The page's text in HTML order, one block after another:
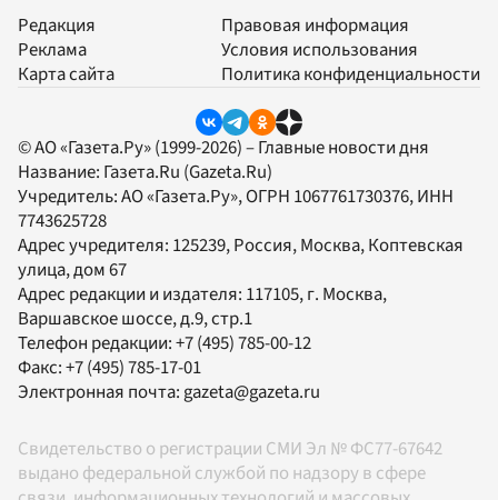
Редакция
Реклама
Карта сайта
Правовая информация
Условия использования
Политика конфиденциальности
© АО «Газета.Ру» (1999-2026) – Главные новости дня
Название: Газета.Ru (Gazeta.Ru)
Учредитель:АО «Газета.Ру», ОГРН 1067761730376, ИНН
7743625728
Адрес учредителя: 125239, Россия, Москва, Коптевская
улица, дом 67
Адрес редакции и издателя: 117105, г. Москва,
Варшавское шоссе, д.9, стр.1
Телефон редакции:+7 (495) 785-00-12
Факс:+7 (495) 785-17-01
Электронная почта:gazeta@gazeta.ru
Свидетельство о регистрации СМИ Эл № ФС77-67642
выдано федеральной службой по надзору в сфере